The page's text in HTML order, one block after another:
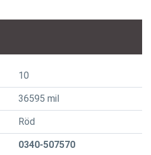
10
36595 mil
Röd
0340-507570